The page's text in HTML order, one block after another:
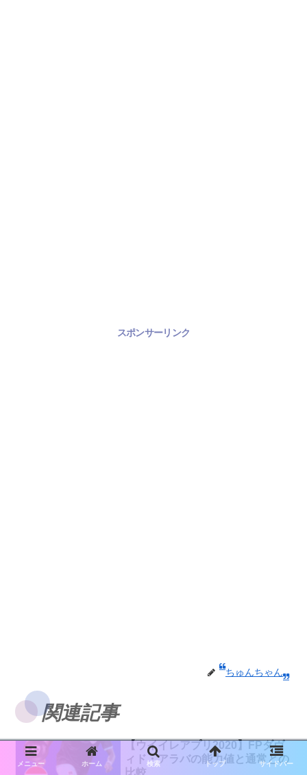
スポンサーリンク
ちゅんちゃん
関連記事
【ウイイレアプリ2020】FPダヴ
ィド・アラバの能力値と通常との
比較
メニュー ホーム 検索 トップ サイドバー